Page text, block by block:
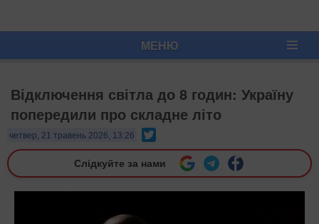
МЕНЮ
Відключення світла до 8 годин: Україну
попередили про складне літо
четвер, 21 травень 2026, 13:26
Слідкуйте за нами